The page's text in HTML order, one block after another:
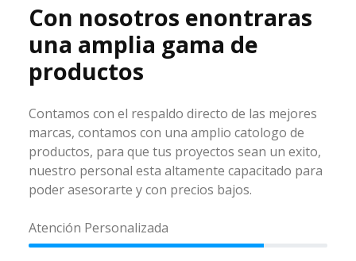
Con nosotros enontraras
una amplia gama de
productos
Contamos con el respaldo directo de las mejores
marcas, contamos con una amplio catologo de
productos, para que tus proyectos sean un exito,
nuestro personal esta altamente capacitado para
poder asesorarte y con precios bajos.
Atención Personalizada